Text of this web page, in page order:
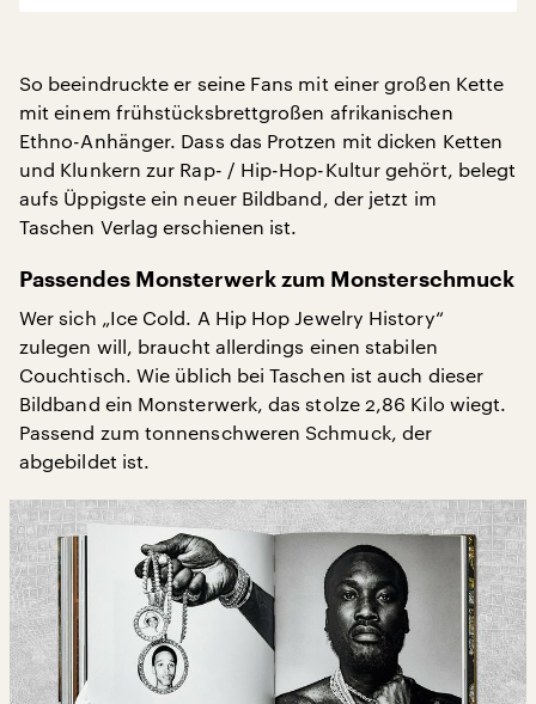
So beeindruckte er seine Fans mit einer großen Kette
mit einem frühstücksbrettgroßen afrikanischen
Ethno-Anhänger. Dass das Protzen mit dicken Ketten
und Klunkern zur Rap- / Hip-Hop-Kultur gehört, belegt
aufs Üppigste ein neuer Bildband, der jetzt im
Taschen Verlag erschienen ist.
Passendes Monsterwerk zum Monsterschmuck
Wer sich „Ice Cold. A Hip Hop Jewelry History“
zulegen will, braucht allerdings einen stabilen
Couchtisch. Wie üblich bei Taschen ist auch dieser
Bildband ein Monsterwerk, das stolze 2,86 Kilo wiegt.
Passend zum tonnenschweren Schmuck, der
abgebildet ist.